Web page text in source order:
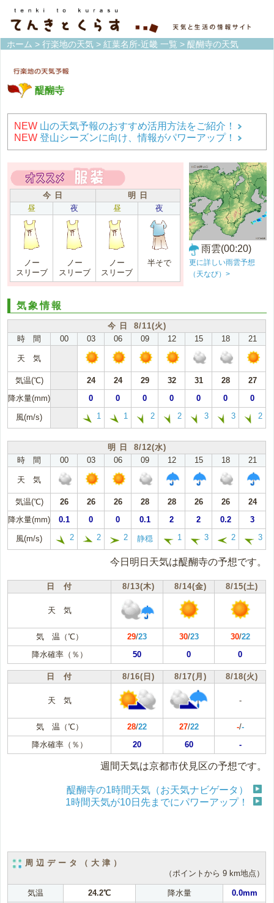
ホーム > 行楽地の天気 > 紅葉名所-近畿 一覧 > 醍醐寺の天気
醍醐寺
NEW 山の天気予報のおすすめ活用方法をご紹介！
NEW 登山シーズンに向け、情報がパワーアップ！
今 日
明 日
昼
夜 昼 夜
ノー
スリーブ
ノー
スリーブ
ノー
スリーブ
半そで
雨雲(00:20)
更に詳しい雨雲予想
（天なび）>
気象情報
今 日 8/11(火)
時 間
00 03 06 09 12 15 18 21
天 気
気温(℃) 24 24 29 32 31 28
27
降水量(mm)
0 0 0 0 0 0 0
風(m/s) 1 1 2 2 3 3 2
明 日 8/12(水)
時 間
00 03 06 09 12 15 18 21
天 気
気温(℃) 26 26 26 28 28 26 26
24
降水量(mm)
0.1 0 0 0.1 2 2 0.2 3
風(m/s) 2 2 2 静穏 1 3 2 3
今日明日天気は醍醐寺の予想です。
日 付 8/13(木) 8/14(金) 8/15(土)
天 気
気 温（℃） 29/23 30/23 30/22
降水確率（％）
50 0 0
日 付 8/16(日) 8/17(月) 8/18(火)
天 気 -
気 温（℃） 28/22 27/22 -/-
降水確率（％）
20 60 -
週間天気は京都市伏見区の予想です。
醍醐寺の1時間天気（お天気ナビゲータ）
1時間天気が10日先までにパワーアップ！
周辺データ（大津）
（ポイントから 9 km地点）
気温 24.2℃ 降水量
0.0mm